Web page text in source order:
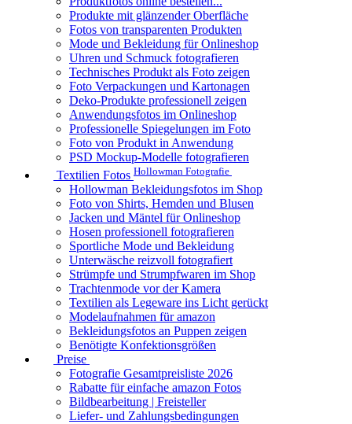
Produkte mit glänzender Oberfläche
Fotos von transparenten Produkten
Mode und Bekleidung für Onlineshop
Uhren und Schmuck fotografieren
Technisches Produkt als Foto zeigen
Foto Verpackungen und Kartonagen
Deko-Produkte professionell zeigen
Anwendungsfotos im Onlineshop
Professionelle Spiegelungen im Foto
Foto von Produkt in Anwendung
PSD Mockup-Modelle fotografieren
Textilien Fotos Hollowman Fotografie
Hollowman Bekleidungsfotos im Shop
Foto von Shirts, Hemden und Blusen
Jacken und Mäntel für Onlineshop
Hosen professionell fotografieren
Sportliche Mode und Bekleidung
Unterwäsche reizvoll fotografiert
Strümpfe und Strumpfwaren im Shop
Trachtenmode vor der Kamera
Textilien als Legeware ins Licht gerückt
Modelaufnahmen für amazon
Bekleidungsfotos an Puppen zeigen
Benötigte Konfektionsgrößen
Preise
Fotografie Gesamtpreisliste 2026
Rabatte für einfache amazon Fotos
Bildbearbeitung | Freisteller
Liefer- und Zahlungsbedingungen